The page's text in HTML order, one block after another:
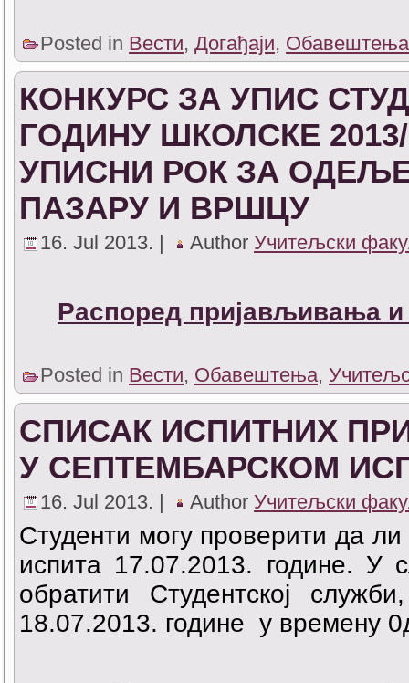
Posted in Вести, Догађаји, Обавештења
КОНКУРС ЗА УПИС
ГОДИНУ ШКОЛСКЕ
УПИСНИ РОК ЗА
ПАЗАРУ И ВРШЦУ
16. Jul 2013. | Author Учитељски
Распоред пријављивања и
Posted in Вести, Обавештења,
СПИСАК ИСПИТНИХ
У СЕПТЕМБАРСКОМ
16. Jul 2013. | Author Учитељски
Студенти могу проверити да
испита 17.07.2013. године. У
обратити Студентској
18.07.2013. године у времену